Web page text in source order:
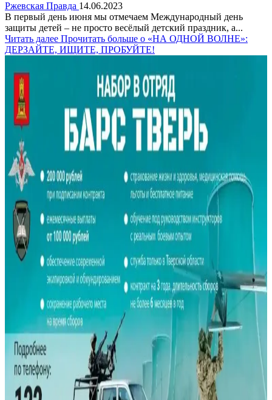
Ржевская Правда 14.06.2023
В первый день июня мы отмечаем Международный день
защиты детей – не просто весёлый детский праздник, а...
Читать далее Прочитать больше о «НА ОДНОЙ ВОЛНЕ»:
ДЕРЗАЙТЕ, ИЩИТЕ, ПРОБУЙТЕ!